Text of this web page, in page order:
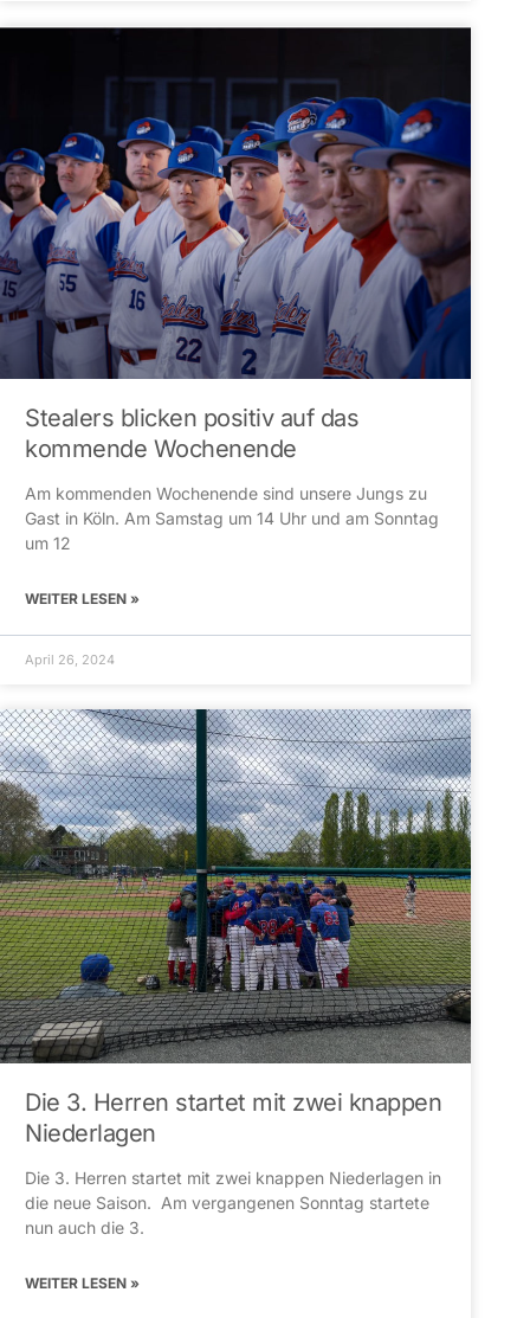
Stealers blicken positiv auf das
kommende Wochenende
Am kommenden Wochenende sind unsere Jungs zu
Gast in Köln. Am Samstag um 14 Uhr und am Sonntag
um 12
WEITER LESEN »
April 26, 2024
Die 3. Herren startet mit zwei knappen
Niederlagen
Die 3. Herren startet mit zwei knappen Niederlagen in
die neue Saison. Am vergangenen Sonntag startete
nun auch die 3.
WEITER LESEN »